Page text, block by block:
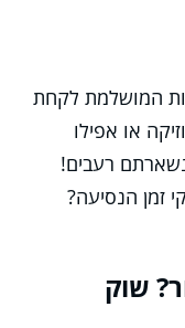
המושלמת לקחת
או אפילו
רעבים!
זמן הנסיעה?
שוק